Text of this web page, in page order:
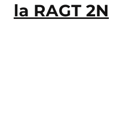
la RAGT 2N